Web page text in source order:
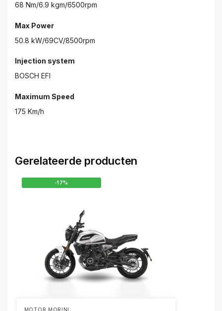
68 Nm/6.9 kgm/6500rpm
Max Power
50.8 kW/69CV/8500rpm
Injection system
BOSCH EFI
Maximum Speed
175 Km/h
Gerelateerde producten
-17%
MOTOR MORINI